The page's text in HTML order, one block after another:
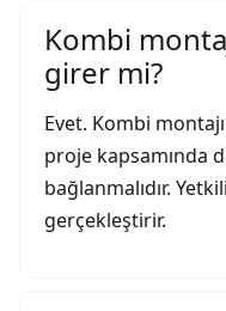
Kombi
girer mi?
Evet. Kombi
proje kapsamında
bağlanmalıdır.
gerçekleştirir.